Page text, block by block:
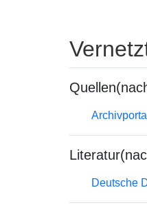
Deutsche